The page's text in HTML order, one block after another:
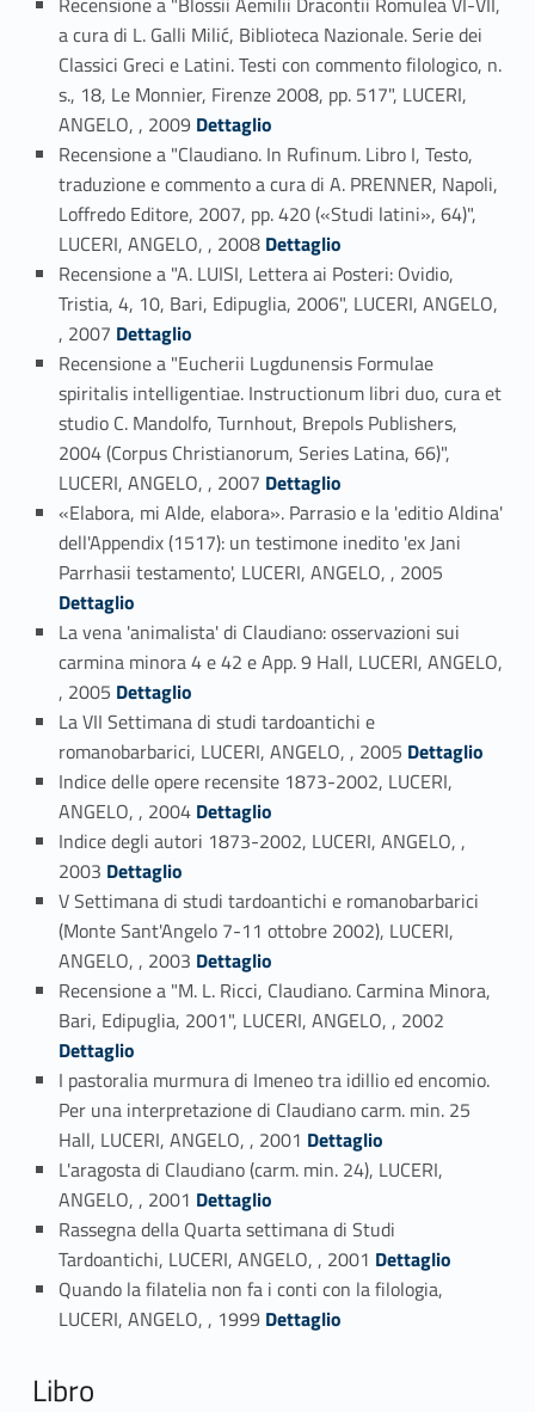
a cura di L. Galli Milić, Biblioteca Nazionale. Serie dei
Classici Greci e Latini. Testi con commento filologico, n.
s., 18, Le Monnier, Firenze 2008, pp. 517", LUCERI,
ANGELO, , 2009 Link identifier #identifier_person_159857-27
Dettaglio
Recensione a "Claudiano. In Rufinum. Libro I, Testo,
traduzione e commento a cura di A. PRENNER, Napoli,
Loffredo Editore, 2007, pp. 420 («Studi latini», 64)",
LUCERI, ANGELO, , 2008Link identifier #identifier_person_161589-28Dettaglio
Recensione a "A. LUISI, Lettera ai Posteri: Ovidio,
Tristia, 4, 10, Bari, Edipuglia, 2006", LUCERI, ANGELO,
, 2007Link identifier #identifier_person_131557-29
Dettaglio
Recensione a "Eucherii Lugdunensis Formulae
spiritalis intelligentiae. Instructionum libri duo, cura et
studio C. Mandolfo, Turnhout, Brepols Publishers,
2004 (Corpus Christianorum, Series Latina, 66)",
LUCERI, ANGELO, , 2007 Link identifier #identifier_person_179046-30
Dettaglio
«Elabora, mi Alde, elabora». Parrasio e la 'editio Aldina'
dell'Appendix (1517): un testimone inedito 'ex Jani
Parrhasii testamento', LUCERI, ANGELO, , 2005
Dettaglio
La vena 'animalista' di Claudiano: osservazioni sui
carmina minora 4 e 42 e App. 9 Hall, LUCERI, ANGELO,
, 2005 Link identifier #identifier_person_56478-32
Dettaglio
La VII Settimana di studi tardoantichi e
romanobarbarici, LUCERI, ANGELO, , 2005 Link identifier #identifier_person_89716-33
Dettaglio
Indice delle opere recensite 1873-2002, LUCERI,
ANGELO, , 2004 Link identifier #identifier_person_8861-34
Dettaglio
Indice degli autori 1873-2002, LUCERI, ANGELO, ,
2003 Link identifier #identifier_person_113150-35
Dettaglio
V Settimana di studi tardoantichi e romanobarbarici
(Monte Sant'Angelo 7-11 ottobre 2002), LUCERI,
ANGELO, , 2003Link identifier #identifier_person_45026-36Dettaglio
Recensione a "M. L. Ricci, Claudiano. Carmina Minora,
Bari, Edipuglia, 2001", LUCERI, ANGELO, , 2002
Dettaglio
I pastoralia murmura di Imeneo tra idillio ed encomio.
Per una interpretazione di Claudiano carm. min. 25
Hall, LUCERI, ANGELO, , 2001 Link identifier #identifier_person_193655-38
Dettaglio
L'aragosta di Claudiano (carm. min. 24), LUCERI,
ANGELO, , 2001 Link identifier #identifier_person_148776-39
Dettaglio
Rassegna della Quarta settimana di Studi
Tardoantichi, LUCERI, ANGELO, , 2001 Link identifier #identifier_person_167703-40
Dettaglio
Quando la filatelia non fa i conti con la filologia,
LUCERI, ANGELO, , 1999 Link identifier #identifier_person_144773-41
Dettaglio
Libro